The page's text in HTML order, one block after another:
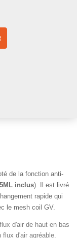
de la fonction anti-
inclus). Il est livré
rapide qui
le mesh coil GV.
d'air de haut en bas
d'air agréable.